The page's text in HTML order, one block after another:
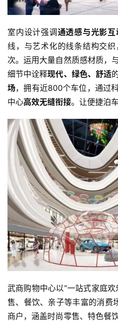
室内设计强调通透感与光影互
线，与艺术化的线条结构交
次。运用大量自然质感材质，
细节中诠释现代、绿色、舒适
场，拥有近800个车位，通过
中心高效无缝衔接。让便捷泊
武商购物中心以”一站式家庭
售、餐饮、亲子等丰富的消费
商户，涵盖时尚零售、特色餐